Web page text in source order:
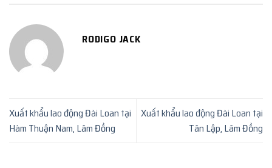
RODIGO JACK
Xuất khẩu lao động Đài Loan tại
Hàm Thuận Nam, Lâm Đồng
Xuất khẩu lao động Đài Loan tại
Tân Lập, Lâm Đồng